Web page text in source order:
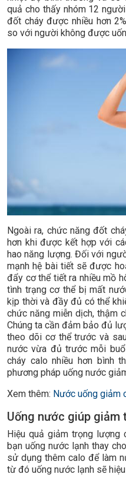
quả cho thấy nhóm 12
đốt cháy được nhiều hơn
so với người không được
Ngoài ra, chức năng đốt
hơn khi được kết hợp với
hao năng lượng. Đối với
mạnh hệ bài tiết sẽ được
đẩy cơ thể tiết ra nhiều mồ
tình trạng cơ thể bị mất
kịp thời và đầy đủ có thể
chức năng miễn dịch, thậm
Chúng ta cần đảm bảo đủ
theo dõi cơ thể trước và
nước vừa đủ trước mỗi
cháy calo nhiều hơn bình
phương pháp uống nước
Xem thêm: Nước uống giảm
Uống nước giúp giảm
Hiệu quả giảm trọng lượng
bạn uống nước lạnh thay
sử dụng thêm calo để làm
từ đó uống nước lạnh sẽ